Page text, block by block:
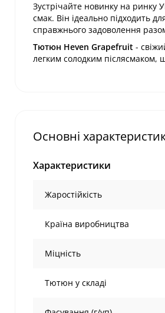
Зустрічайте новинку на ринку
смак. Він ідеально підходить
справжнього задоволення
Тютюн Heven Grapefruit -
легким солодким
Основні
Характеристики
Жаростійкість
Країна виробництва
Міцність
Тютюн у складі